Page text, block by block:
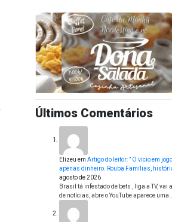
Últimos Comentários
Elizeu em Artigo do leitor: ” O vício em
apenas dinheiro. Rouba Famílias,
agosto de 2026
Brasil tá infestado de bets , liga a TV, vai
de notícias, abre o YouTube aparece uma…